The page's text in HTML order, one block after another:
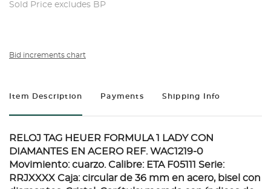
Sold Price excludes BP
Bid increments chart
Item Description Payments Shipping Info
RELOJ TAG HEUER FORMULA 1 LADY CON
DIAMANTES EN ACERO REF. WAC1219-0
Movimiento: cuarzo. Calibre: ETA F05111 Serie:
RRJXXXX Caja: circular de 36 mm en acero, bisel con